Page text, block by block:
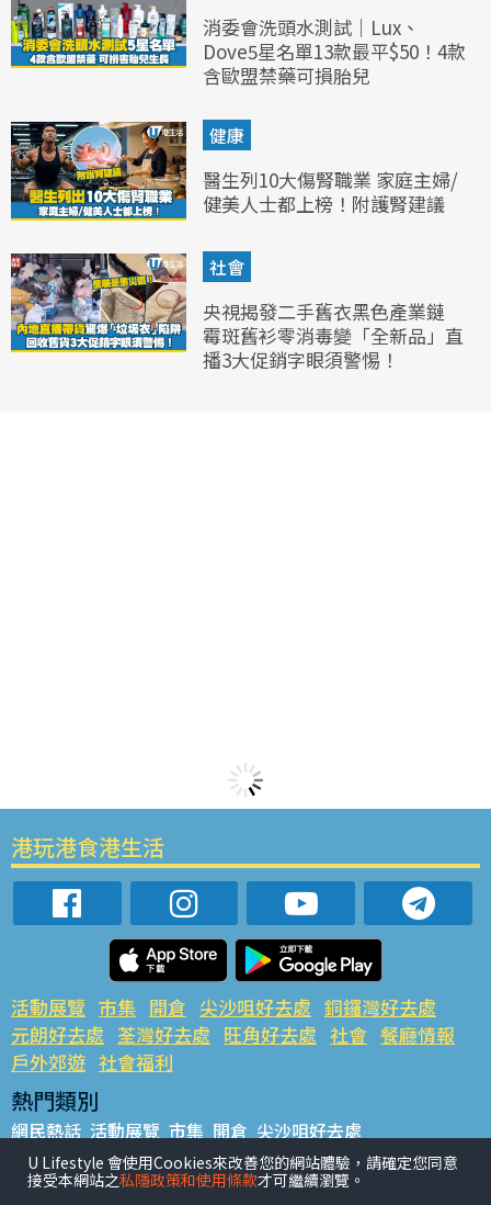
消委會洗頭水測試｜Lux、
Dove5星名單13款最平$50！4款
含歐盟禁藥可損胎兒
健康
醫生列10大傷腎職業 家庭主婦/
健美人士都上榜！附護腎建議
社會
央視揭發二手舊衣黑色產業鏈
霉斑舊衫零消毒變「全新品」直
播3大促銷字眼須警惕！
港玩港食港生活
活動展覽 市集 開倉 尖沙咀好去處 銅鑼灣好去處
元朗好去處 荃灣好去處 旺角好去處 社會 餐廳情報
戶外郊遊 社會福利
熱門類別
網民熱話 活動展覽 市集 開倉 尖沙咀好去處
銅鑼灣好去處 元朗好去處 荃灣好去處 旺角好去處 社會
餐廳情報 戶外郊遊
U Lifestyle 會使用Cookies來改善您的網站體驗，請確定您同意
接受本網站之私隱政策和使用條款才可繼續瀏覽。